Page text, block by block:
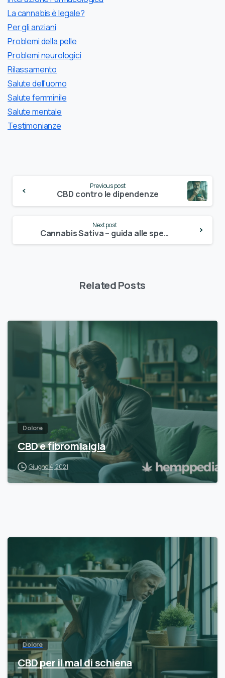
La cannabis è legale?
Per gli anziani
Problemi della pelle
Problemi neurologici
Rilassamento
Salute dell'uomo
Salute femminile
Salute mentale
Testimonianze
Reading
Previous post
CBD contro le dipendenze
Next post
Cannabis Sativa – guida alle specie di canapa
Related Posts
Dolore
CBD e fibromialgia
Giugno 4, 2021
Dolore
CBD per il mal di schiena